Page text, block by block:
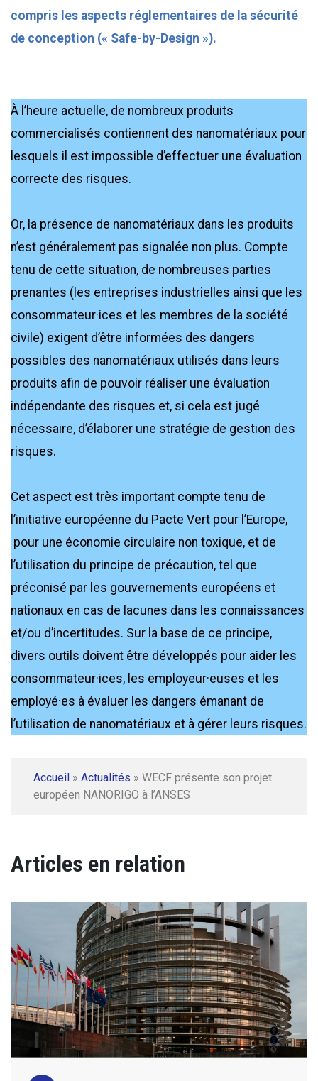
compris les aspects réglementaires de la sécurité
de conception (« Safe-by-Design »).
À l’heure actuelle, de nombreux produits
commercialisés contiennent des nanomatériaux pour
lesquels il est impossible d’effectuer une évaluation
correcte des risques.
Or, la présence de nanomatériaux dans les produits
n’est généralement pas signalée non plus. Compte
tenu de cette situation, de nombreuses parties
prenantes (les entreprises industrielles ainsi que les
consommateur·ices et les membres de la société
civile) exigent d’être informées des dangers
possibles des nanomatériaux utilisés dans leurs
produits afin de pouvoir réaliser une évaluation
indépendante des risques et, si cela est jugé
nécessaire, d’élaborer une stratégie de gestion des
risques.
Cet aspect est très important compte tenu de
l’initiative européenne du Pacte Vert pour l’Europe,
pour une économie circulaire non toxique, et de
l’utilisation du principe de précaution, tel que
préconisé par les gouvernements européens et
nationaux en cas de lacunes dans les connaissances
et/ou d’incertitudes. Sur la base de ce principe,
divers outils doivent être développés pour aider les
consommateur·ices, les employeur·euses et les
employé·es à évaluer les dangers émanant de
l’utilisation de nanomatériaux et à gérer leurs risques.
Accueil » Actualités » WECF présente son projet
européen NANORIGO à l’ANSES
Articles en relation